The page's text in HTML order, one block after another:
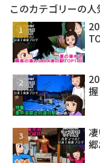
このカテゴリーの人